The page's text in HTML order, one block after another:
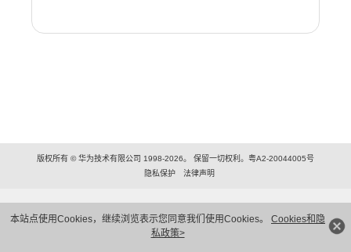
本站点使用Cookies，继续浏览表示您同意我们使用Cookies。 Cookies和隐
私政策>
版权所有 © 华为技术有限公司 1998-2026。 保留一切权利。粤A2-20044005号
隐私保护
法律声明